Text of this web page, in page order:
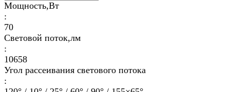
Мощность,Вт
:
70
Световой поток,лм
:
10658
Угол рассеивания светового потока
: